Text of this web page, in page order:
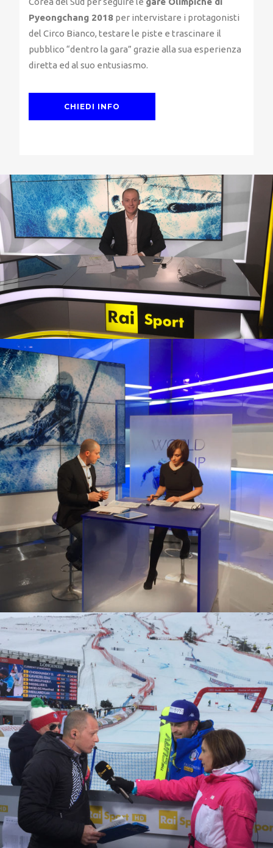
Pyeongchang 2018 per intervistare i protagonisti
del Circo Bianco, testare le piste e trascinare il
pubblico “dentro la gara” grazie alla sua esperienza
diretta ed al suo entusiasmo.
CHIEDI INFO